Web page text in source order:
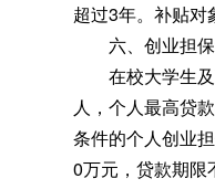
超过3年。补贴
六、创业担保
在校大学生及
人 ， 个人最高贷
条件的个人创业
0万元 ， 贷款期限